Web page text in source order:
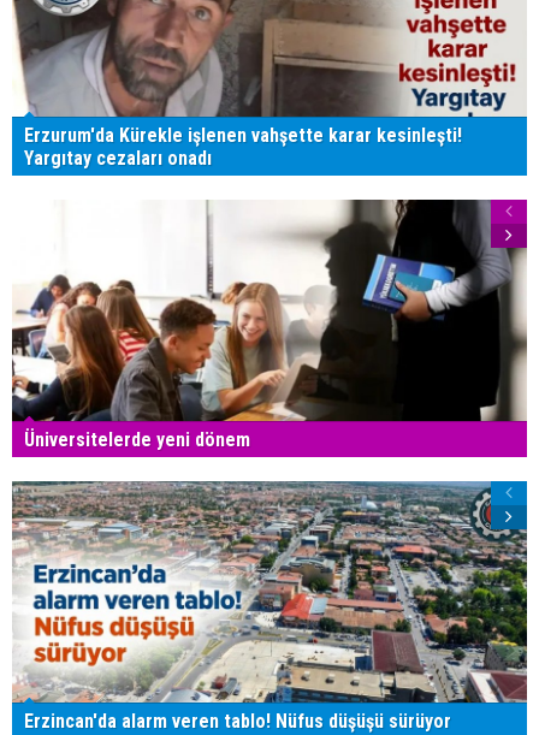
Erzurum'da Kürekle işlenen vahşette karar kesinleşti!
Yargıtay cezaları onadı
Üniversitelerde yeni dönem
Erzincan'da alarm veren tablo! Nüfus düşüşü sürüyor